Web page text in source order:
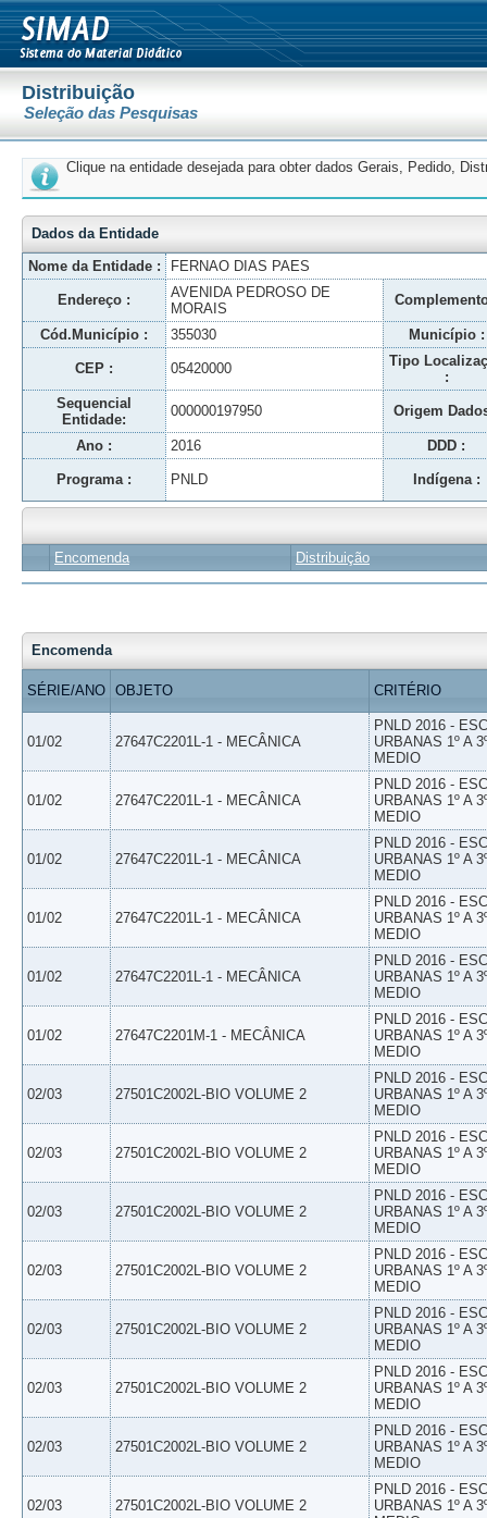
Distribuição
Seleção das Pesquisas
Clique na entidade desejada para obter dados Gerais, Pedido,
Dados da Entidade
Nome da Entidade :
FERNAO DIAS PAES
Endereço :
AVENIDA PEDROSO DE
MORAIS
Cód.Município : 355030 Município :
CEP : 05420000
Tipo
:
Sequencial
Entidade:
000000197950 Origem
Ano : 2016 DDD :
Programa : PNLD Indígena :
Encomenda Distribuição
Encomenda
SÉRIE/ANO OBJETO CRITÉRIO
01/02 27647C2201L-1 - MECÂNICA
PNLD 2016 -
URBANAS 1º A
MEDIO
01/02 27647C2201L-1 - MECÂNICA
PNLD 2016 -
URBANAS 1º A
MEDIO
01/02 27647C2201L-1 - MECÂNICA
PNLD 2016 -
URBANAS 1º A
MEDIO
01/02 27647C2201L-1 - MECÂNICA
PNLD 2016 -
URBANAS 1º A
MEDIO
01/02 27647C2201L-1 - MECÂNICA
PNLD 2016 -
URBANAS 1º A
MEDIO
01/02 27647C2201M-1 - MECÂNICA
PNLD 2016 -
URBANAS 1º A
MEDIO
02/03 27501C2002L-BIO VOLUME 2
PNLD 2016 -
URBANAS 1º A
MEDIO
02/03 27501C2002L-BIO VOLUME 2
PNLD 2016 -
URBANAS 1º A
MEDIO
02/03 27501C2002L-BIO VOLUME 2
PNLD 2016 -
URBANAS 1º A
MEDIO
02/03 27501C2002L-BIO VOLUME 2
PNLD 2016 -
URBANAS 1º A
MEDIO
02/03 27501C2002L-BIO VOLUME 2
PNLD 2016 -
URBANAS 1º A
MEDIO
02/03 27501C2002L-BIO VOLUME 2
PNLD 2016 -
URBANAS 1º A
MEDIO
02/03 27501C2002L-BIO VOLUME 2
PNLD 2016 -
URBANAS 1º A
MEDIO
02/03 27501C2002L-BIO VOLUME 2
PNLD 2016 -
URBANAS 1º A